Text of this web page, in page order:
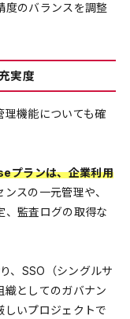
度のバランスを調整
実度
理機能についても確
ランは、企業利用
スの一元管理や、
、監査ログの取得な
、SSO（シングルサ
織としてのガバナン
しいプロジェクトで